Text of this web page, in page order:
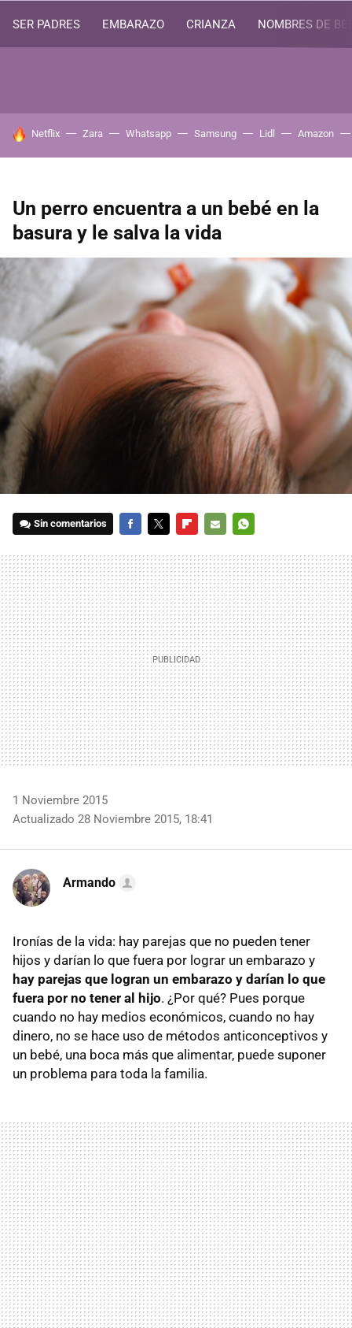
SER PADRES EMBARAZO CRIANZA NOMBRES DE
HOY SE HABLA DE
Netflix Zara Whatsapp Samsung Lidl Amazon
Un perro encuentra a un bebé en la
basura y le salva la vida
Sin comentarios
MAIL
1 Noviembre 2015
Actualizado 28 Noviembre 2015, 18:41
Armando
Ironías de la vida: hay parejas que no pueden tener
hijos y darían lo que fuera por lograr un embarazo y
hay parejas que logran un embarazo y darían lo que
fuera por no tener al hijo. ¿Por qué? Pues porque
cuando no hay medios económicos, cuando no hay
dinero, no se hace uso de métodos anticonceptivos y
un bebé, una boca más que alimentar, puede suponer
un problema para toda la familia.